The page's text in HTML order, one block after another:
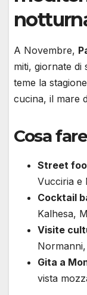
A Novembre,
miti, giornate di
teme la
cucina, il mare
Cosa
Street
Vucciria e
Cocktail
Kalhesa,
Visite
Gita a
vista